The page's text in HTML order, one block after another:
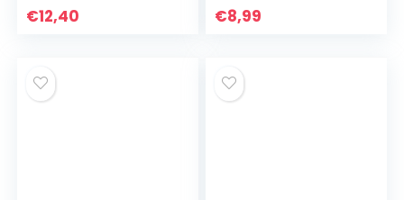
mehrfarbig
€12,40
für Hunde,
unzerstörbares
kleine Hunde (A)
€8,99